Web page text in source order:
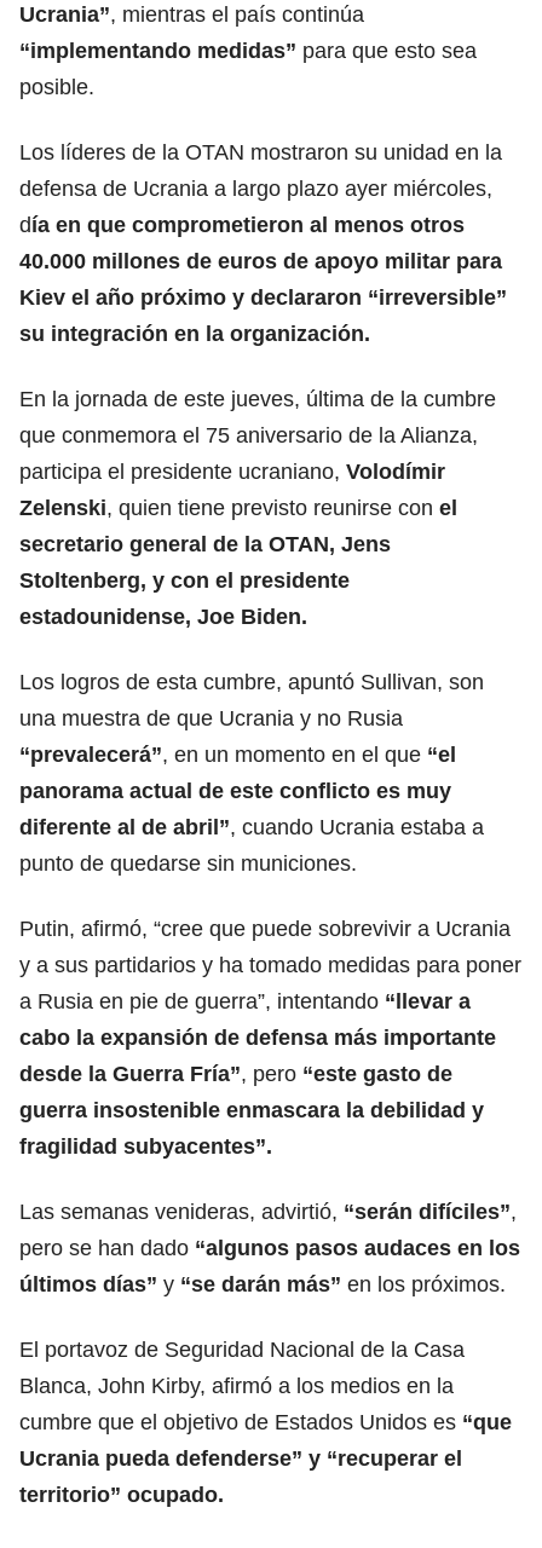
Ucrania”, mientras el país continúa
“implementando medidas” para que esto sea
posible.
Los líderes de la OTAN mostraron su unidad en la
defensa de Ucrania a largo plazo ayer miércoles,
día en que comprometieron al menos otros
40.000 millones de euros de apoyo militar para
Kiev el año próximo y declararon “irreversible”
su integración en la organización.
En la jornada de este jueves, última de la cumbre
que conmemora el 75 aniversario de la Alianza,
participa el presidente ucraniano, Volodímir
Zelenski, quien tiene previsto reunirse con el
secretario general de la OTAN, Jens
Stoltenberg, y con el presidente
estadounidense, Joe Biden.
Los logros de esta cumbre, apuntó Sullivan, son
una muestra de que Ucrania y no Rusia
“prevalecerá”, en un momento en el que “el
panorama actual de este conflicto es muy
diferente al de abril”, cuando Ucrania estaba a
punto de quedarse sin municiones.
Putin, afirmó, “cree que puede sobrevivir a Ucrania
y a sus partidarios y ha tomado medidas para poner
a Rusia en pie de guerra”, intentando “llevar a
cabo la expansión de defensa más importante
desde la Guerra Fría”, pero “este gasto de
guerra insostenible enmascara la debilidad y
fragilidad subyacentes”.
Las semanas venideras, advirtió, “serán difíciles”,
pero se han dado “algunos pasos audaces en los
últimos días” y “se darán más” en los próximos.
El portavoz de Seguridad Nacional de la Casa
Blanca, John Kirby, afirmó a los medios en la
cumbre que el objetivo de Estados Unidos es “que
Ucrania pueda defenderse” y “recuperar el
territorio” ocupado.